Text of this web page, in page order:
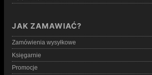
JAK ZAMAWIAĆ?
Zamówienia wysyłkowe
Księgarnie
Promocje